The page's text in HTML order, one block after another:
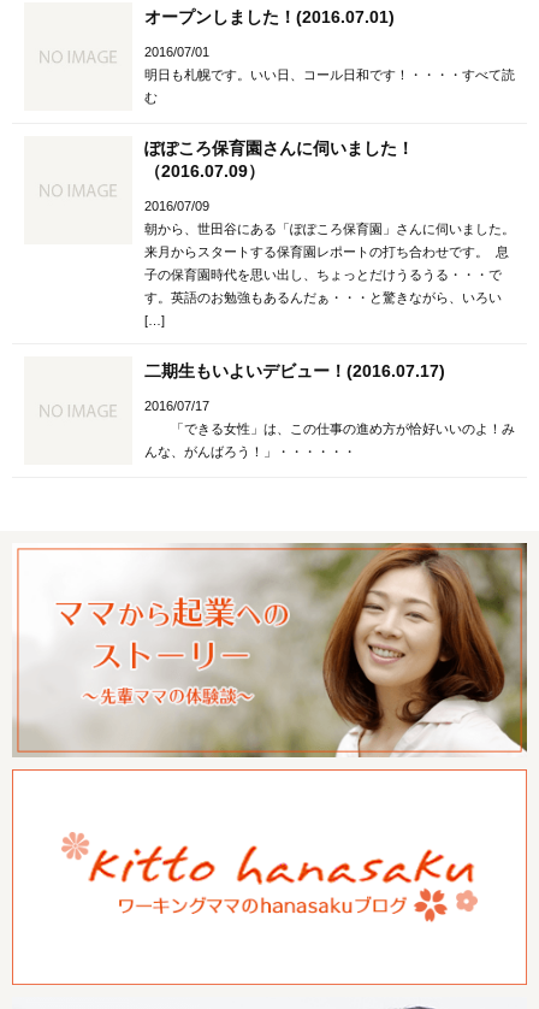
オープンしました！(2016.07.01)
2016/07/01
明日も札幌です。いい日、コール日和です！・・・・すべて読
む
ぽぽころ保育園さんに伺いました！
（2016.07.09）
2016/07/09
朝から、世田谷にある「ぽぽころ保育園」さんに伺いました。
来月からスタートする保育園レポートの打ち合わせです。 息
子の保育園時代を思い出し、ちょっとだけうるうる・・・で
す。英語のお勉強もあるんだぁ・・・と驚きながら、いろい
[…]
二期生もいよいデビュー！(2016.07.17)
2016/07/17
「できる女性」は、この仕事の進め方が恰好いいのよ！み
んな、がんばろう！」・・・・・・